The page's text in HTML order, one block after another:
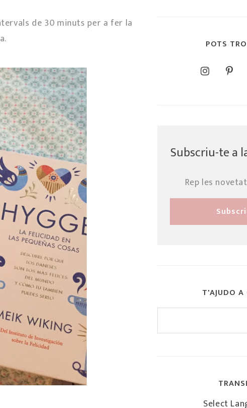
de 30 minuts per a fer la
POTS
Subscriu-te a
Rep les
T'AJUDO A
Select